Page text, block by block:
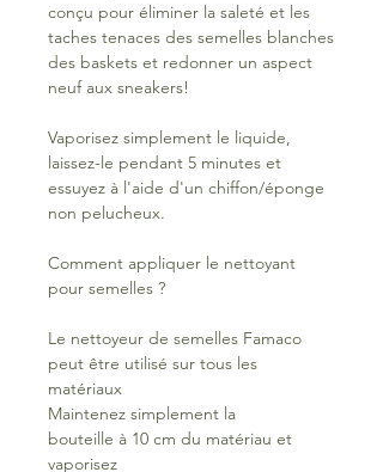
conçu pour éliminer la saleté et les
taches tenaces des semelles blanches
des baskets et redonner un aspect
neuf aux sneakers!
Vaporisez simplement le liquide,
laissez-le pendant 5 minutes et
essuyez à l'aide d'un chiffon/éponge
non pelucheux.
Comment appliquer le nettoyant
pour semelles ?
Le nettoyeur de semelles Famaco
peut être utilisé sur tous les
matériaux
Maintenez simplement la
bouteille à 10 cm du matériau et
vaporisez